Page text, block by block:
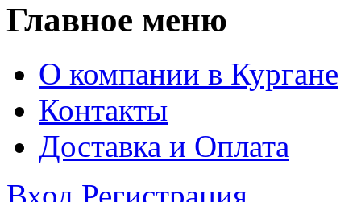
Главное меню
О компании в Кургане
Контакты
Доставка и Оплата